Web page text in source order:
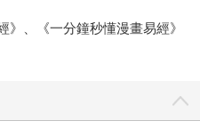
、《一分鐘秒懂漫畫易經》